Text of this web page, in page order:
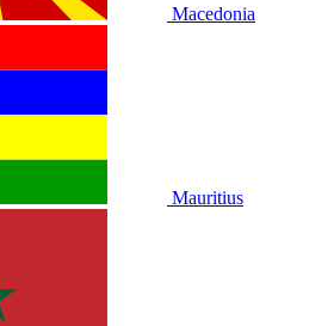
Macedonia
Mauritius